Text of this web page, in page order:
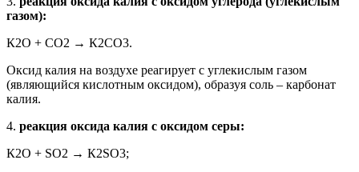
газом):
К2О + СО2 → К2СО3.
Оксид калия на воздухе реагирует с углекислым газом
(являющийся кислотным оксидом), образуя соль – карбонат
калия.
4. реакция оксида калия с оксидом серы:
К2О + SО2 → К2SО3;